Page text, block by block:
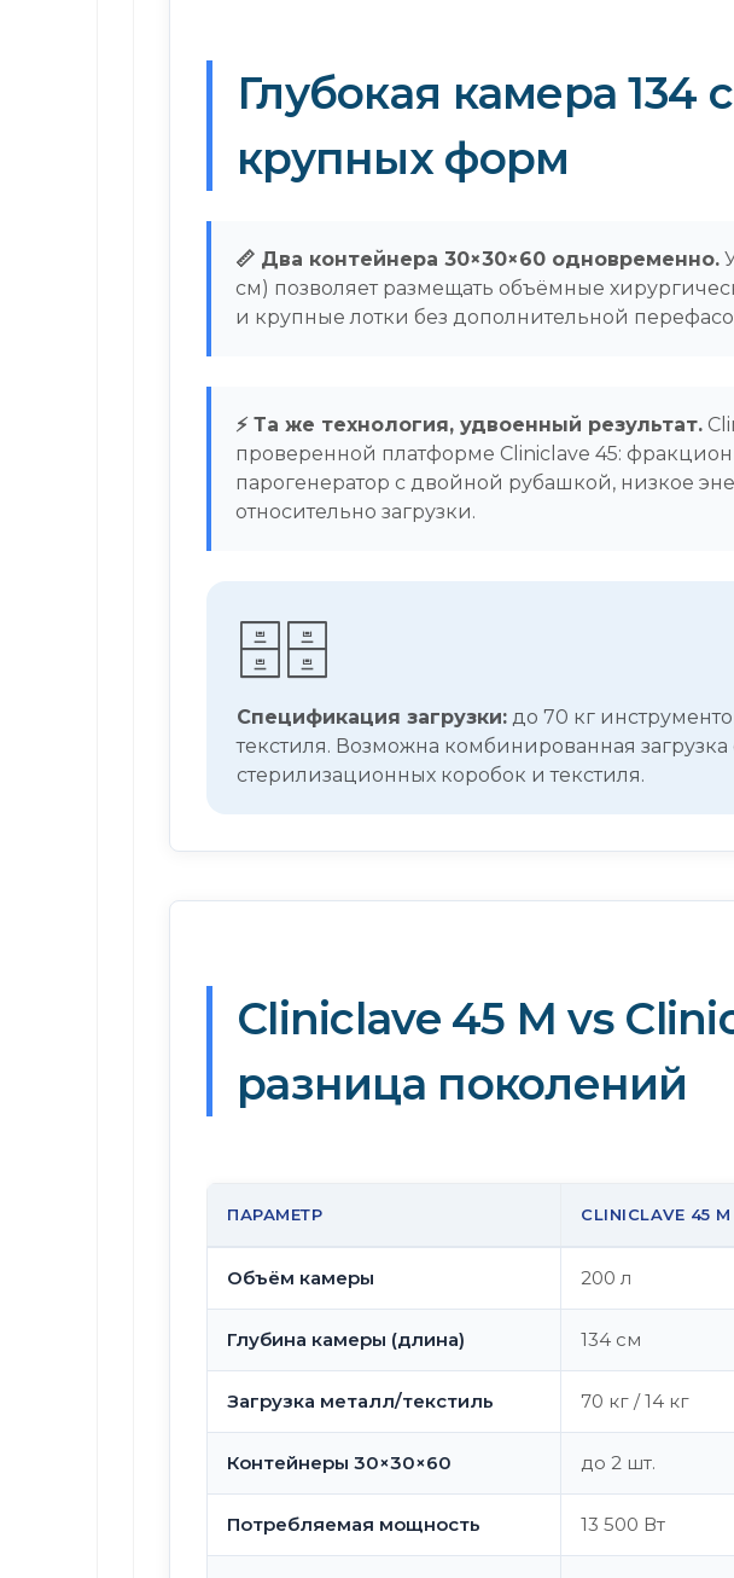
Глубокая камера 134
крупных форм
📏 Два контейнера 30×30×60 одновременно.
см) позволяет размещать объёмные
и крупные лотки без дополнительной
⚡ Та же технология, удвоенный результат.
проверенной платформе Cliniclave 45:
парогенератор с двойной рубашкой, низкое
относительно загрузки.
🗄️🗄️
Спецификация загрузки: до 70 кг
текстиля. Возможна комбинированная
стерилизационных коробок и текстиля.
Cliniclave 45 M vs
разница поколений
ПАРАМЕТР CLINICLAVE 45
Объём камеры 200 л
Глубина камеры (длина) 134 см
Загрузка металл/текстиль 70 кг / 14 кг
Контейнеры 30×30×60 до 2 шт.
Потребляемая мощность 13 500 Вт